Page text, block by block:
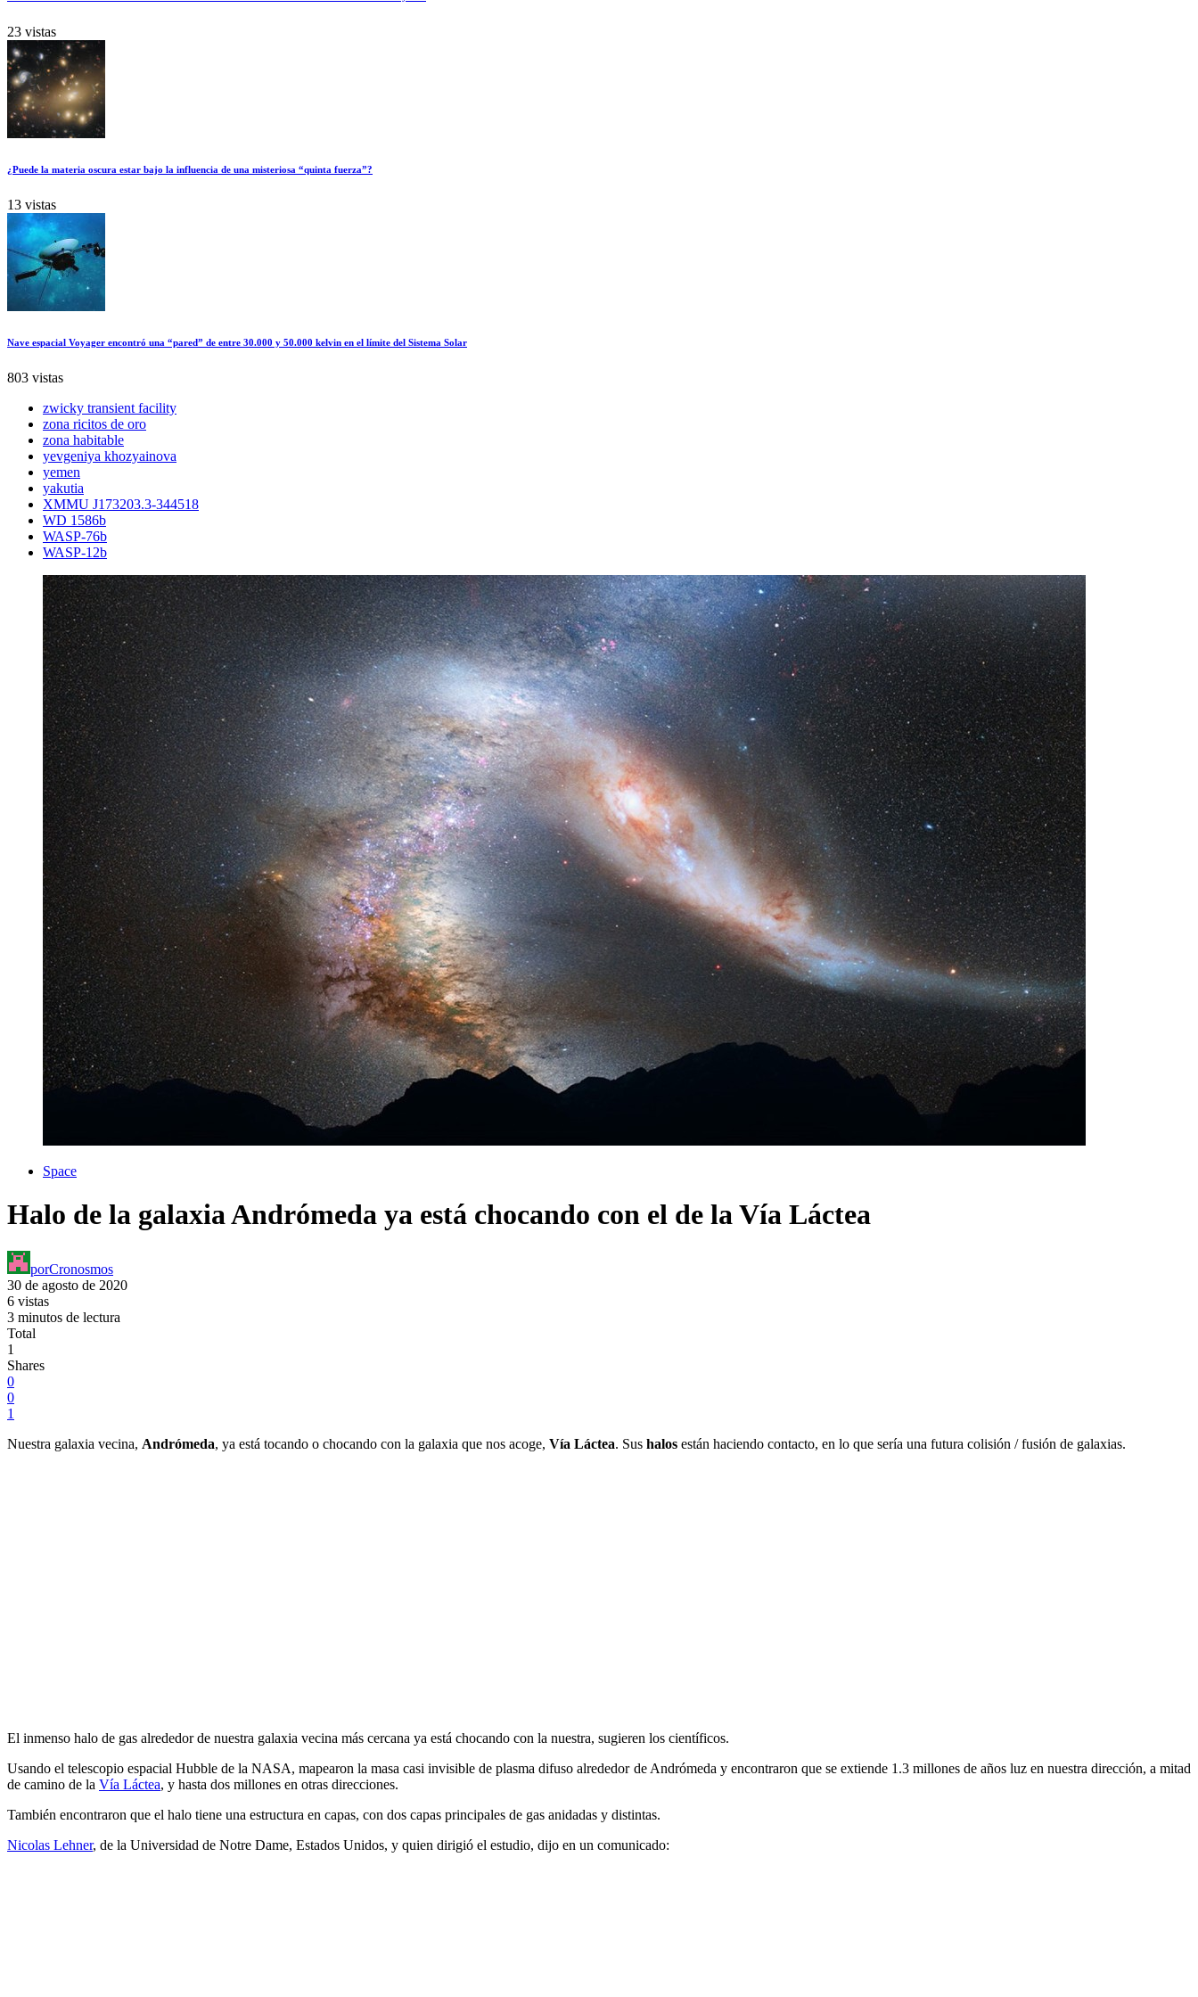
23 vistas
¿Puede la materia oscura estar bajo la influencia de una misteriosa “quinta fuerza”?
13 vistas
Nave espacial Voyager encontró una “pared” de entre 30.000 y 50.000 kelvin en el límite del Sistema Solar
803 vistas
zwicky transient facility
zona ricitos de oro
zona habitable
yevgeniya khozyainova
yemen
yakutia
XMMU J173203.3-344518
WD 1586b
WASP-76b
WASP-12b
Space
Halo de la galaxia Andrómeda ya está chocando con el de la Vía Láctea
porCronosmos
30 de agosto de 2020
6 vistas
3 minutos de lectura
Total
1
Shares
0
0
1
Nuestra galaxia vecina, Andrómeda, ya está tocando o chocando con la galaxia que nos acoge, Vía Láctea. Sus halos están haciendo contacto, en lo que sería una futura colisión / fusión de galaxias.
El inmenso halo de gas alrededor de nuestra galaxia vecina más cercana ya está chocando con la nuestra, sugieren los científicos.
Usando el telescopio espacial Hubble de la NASA, mapearon la masa casi invisible de plasma difuso alrededor de Andrómeda y encontraron que se extiende 1.3 millones de años luz en nuestra dirección, a mitad
de camino de la Vía Láctea, y hasta dos millones en otras direcciones.
También encontraron que el halo tiene una estructura en capas, con dos capas principales de gas anidadas y distintas.
Nicolas Lehner, de la Universidad de Notre Dame, Estados Unidos, y quien dirigió el estudio, dijo en un comunicado: